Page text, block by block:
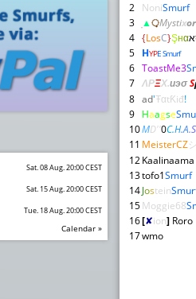
Sat. 08 Aug. 20:00 CEST
Sat. 15 Aug. 20:00 CEST
Tue. 18 Aug. 20:00 CEST
Calendar »
2 NoniSmurf
3
▲़़Mystixor
4 {LosC}Şнαא
5 HYPE Smurf
6 ToastMe3
7 ΛΡΞΧ.иэσS
8 ad'ŦαtƘiđ!
9 Haagse
10MD''0C.H.A.S
11 MeisterCZ
12Kaalinaama
13tofo1Smurf
14Jostein
15Moggie68
16[✘ion] Roro
17wmo